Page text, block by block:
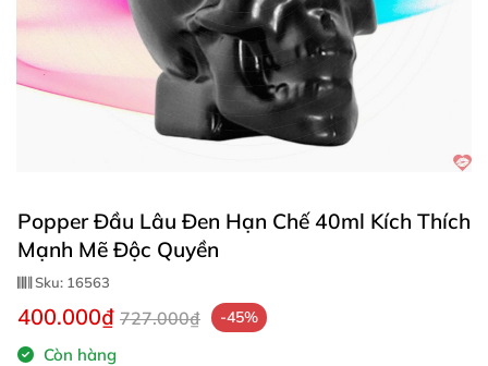
Popper Đầu Lâu Đen Hạn Chế 40ml Kích Thích
Mạnh Mẽ Độc Quyền
Sku: 16563
400.000₫ 727.000₫ -45%
Còn hàng